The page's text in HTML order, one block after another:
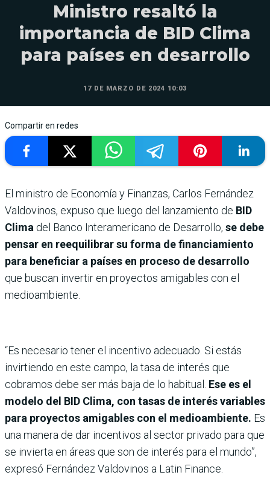
Ministro resaltó la
importancia de BID Clima
para países en desarrollo
17 DE MARZO DE 2024 10:03
Compartir en redes
El ministro de Economía y Finanzas, Carlos Fernández
Valdovinos, expuso que luego del lanzamiento de BID
Clima del Banco Interamericano de Desarrollo, se debe
pensar en reequilibrar su forma de financiamiento
para beneficiar a países en proceso de desarrollo
que buscan invertir en proyectos amigables con el
medioambiente.
“Es necesario tener el incentivo adecuado. Si estás
invirtiendo en este campo, la tasa de interés que
cobramos debe ser más baja de lo habitual. Ese es el
modelo del BID Clima, con tasas de interés variables
para proyectos amigables con el medioambiente. Es
una manera de dar incentivos al sector privado para que
se invierta en áreas que son de interés para el mundo”,
expresó Fernández Valdovinos a Latin Finance.